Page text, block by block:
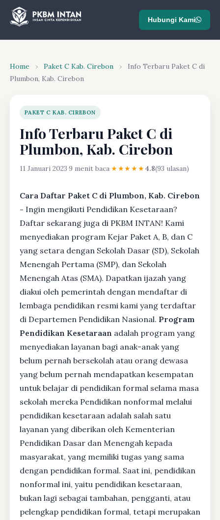
Hubungi Kami
Home › Paket C Kab. Cirebon ›
Info Terbaru Paket C di
Plumbon, Kab. Cirebon
PAKET C KAB. CIREBON
Info Terbaru Paket C di
Plumbon, Kab. Cirebon
11 Januari 2023·9 menit baca·★★★★★4.8(93 ulasan)
Cara Daftar Paket C di Plumbon, Kab. Cirebon
- Ingin mengikuti Pendidikan Kesetaraan?
Daftar sekarang juga di PKBM INTAN! Kami
menyediakan program Kejar Paket A, B, dan C
yang setara dengan Sekolah Dasar (SD), Sekolah
Menengah Pertama (SMP), dan Sekolah
Menengah Atas (SMA). Dapatkan ijazah yang
diakui oleh pemerintah dengan mendaftar di
lembaga pendidikan resmi kami yang terdaftar
di Departemen Pendidikan Nasional. Program
Pendidikan Kesetaraan adalah program yang
menyediakan layanan bagi anak-anak yang
belum pernah bersekolah atau orang dewasa
yang belum pernah mendapatkan kesempatan
untuk belajar di pendidikan formal selama masa
sekolah mereka Pendidikan nonformal melalui
pendidikan kesetaraan adalah salah satu
layanan yang diberikan oleh Kementerian
Pendidikan Dasar dan Menengah kepada
masyarakat, yang memiliki tugas yang sama
dengan pendidikan formal. Saat ini, pendidikan
nonformal ini, yaitu pendidikan kesetaraan,
bukan lagi sebagai tambahan, pengganti, atau
pelengkap pendidikan formal, tetapi merupakan